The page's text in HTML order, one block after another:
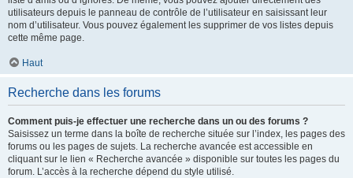
utilisateurs depuis le panneau de contrôle de l’utilisateur en saisissant leur
nom d’utilisateur. Vous pouvez également les supprimer de vos listes depuis
cette même page.
Haut
Recherche dans les forums
Comment puis-je effectuer une recherche dans un ou des forums ?
Saisissez un terme dans la boîte de recherche située sur l’index, les pages des
forums ou les pages de sujets. La recherche avancée est accessible en
cliquant sur le lien « Recherche avancée » disponible sur toutes les pages du
forum. L’accès à la recherche dépend du style utilisé.